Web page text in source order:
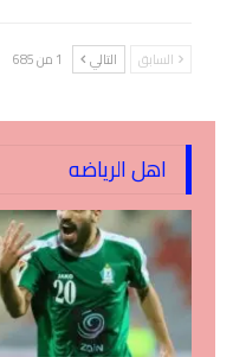
السابق التالي 1 من 685
اهل الرياضه